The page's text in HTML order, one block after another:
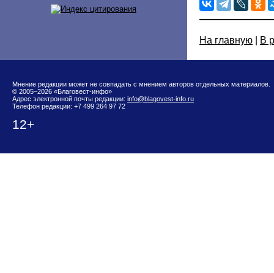
На главную | В
Мнение редакции может не совпадать с мнением авторов отдельных материалов.
© 2005–2026 «Благовест-инфо»
Адрес электронной почты редакции: info@blagovest-info.ru
Телефон редакции: +7 499 264 97 72
12+